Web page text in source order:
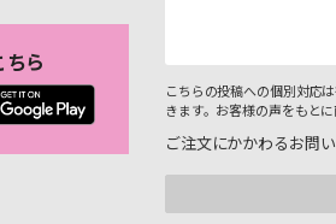
ちら
こちらの投稿への個別対応
きます。お客様の声をもと
ご注文にかかわるお問